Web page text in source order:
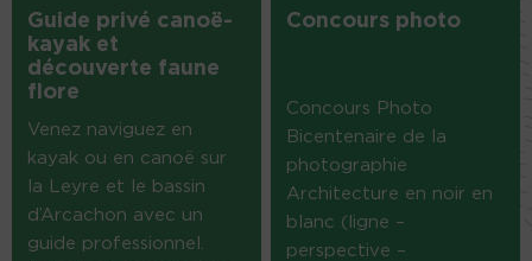
Guide privé canoë-
kayak et
découverte faune
flore
Venez naviguez en
kayak ou en canoë sur
la Leyre et le bassin
d’Arcachon avec un
guide professionnel.
Concours photo
Concours Photo
Bicentenaire de la
photographie
Architecture en noir en
blanc (ligne –
perspective –